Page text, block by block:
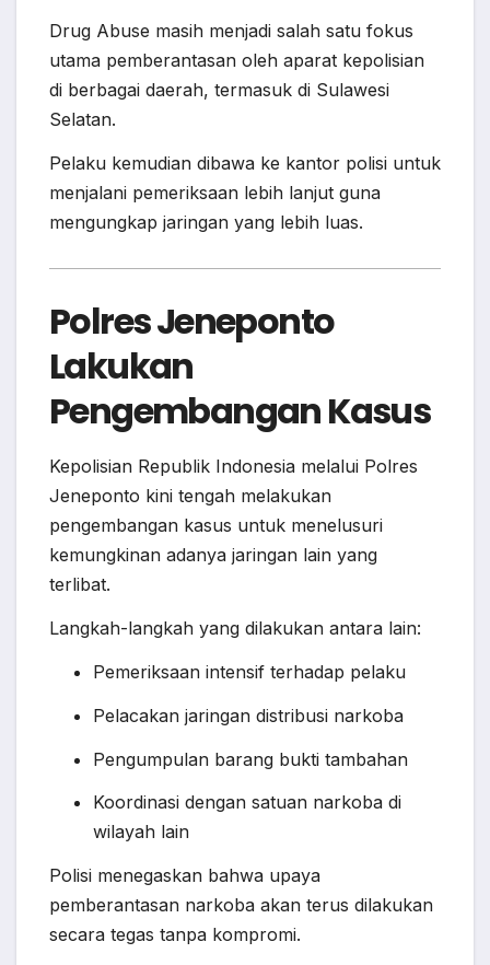
Drug Abuse masih menjadi salah satu fokus
utama pemberantasan oleh aparat kepolisian
di berbagai daerah, termasuk di Sulawesi
Selatan.
Pelaku kemudian dibawa ke kantor polisi untuk
menjalani pemeriksaan lebih lanjut guna
mengungkap jaringan yang lebih luas.
Polres Jeneponto
Lakukan
Pengembangan Kasus
Kepolisian Republik Indonesia melalui Polres
Jeneponto kini tengah melakukan
pengembangan kasus untuk menelusuri
kemungkinan adanya jaringan lain yang
terlibat.
Langkah-langkah yang dilakukan antara lain:
Pemeriksaan intensif terhadap pelaku
Pelacakan jaringan distribusi narkoba
Pengumpulan barang bukti tambahan
Koordinasi dengan satuan narkoba di
wilayah lain
Polisi menegaskan bahwa upaya
pemberantasan narkoba akan terus dilakukan
secara tegas tanpa kompromi.